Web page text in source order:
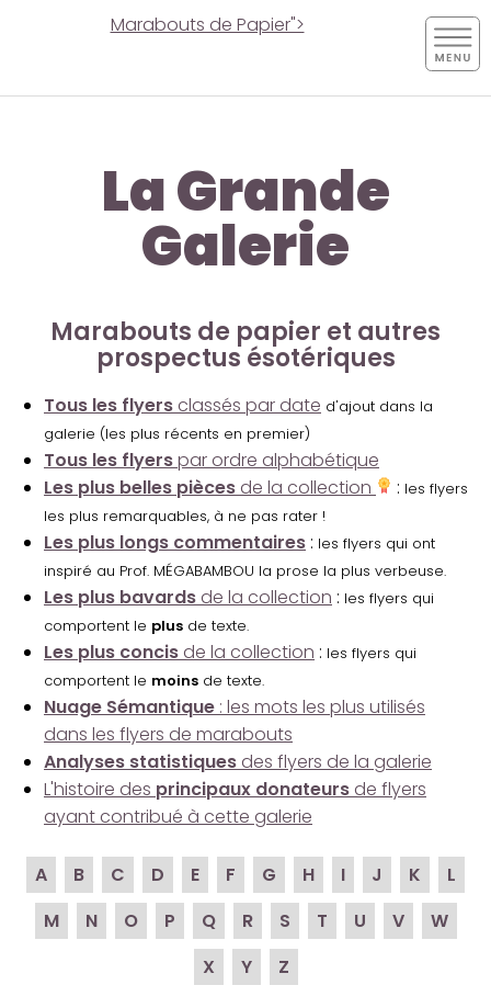
Marabouts de Papier">
La Grande
Galerie
Marabouts de papier et autres
prospectus ésotériques
Tous les flyers classés par date d'ajout dans la
galerie (les plus récents en premier)
Tous les flyerspar ordre alphabétique
Les plus belles pièces de la collection : les flyers
les plus remarquables, à ne pas rater !
Les plus longs commentaires : les flyers qui ont
inspiré au Prof. MÉGABAMBOU la prose la plus verbeuse.
Les plus bavards de la collection : les flyers qui
comportent le plus de texte.
Les plus concis de la collection : les flyers qui
comportent le moins de texte.
Nuage Sémantique : les mots les plus utilisés
dans les flyers de marabouts
Analyses statistiques des flyers de la galerie
L'histoire des principaux donateurs de flyers
ayant contribué à cette galerie
A B C D E F G H I J K
L
M
N O P Q R S T U V
W
X
Y Z